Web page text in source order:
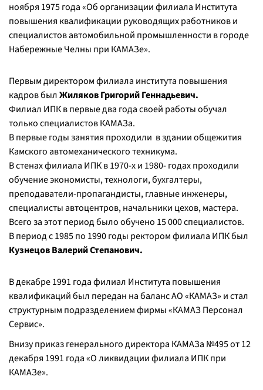
ноября 1975 года «Об организации филиала Института
повышения квалификации руководящих работников и
специалистов автомобильной промышленности в городе
Набережные Челны при КАМАЗе».
Первым директором филиала института повышения
кадров былЖиляков Григорий Геннадьевич.
Филиал ИПК в первые два года своей работы обучал
только специалистов КАМАЗа.
В первые годы занятия проходили в здании общежития
Камского автомеханического техникума.
В стенах филиала ИПК в 1970-х и 1980- годах проходили
обучение экономисты, технологи, бухгалтеры,
преподаватели-пропагандисты, главные инженеры,
специалисты автоцентров, начальники цехов, мастера.
Всего за этот период было обучено 15 000 специалистов.
В период с 1985 по 1990 годы ректором филиала ИПК был
Кузнецов Валерий Степанович.
В декабре 1991 года филиал Института повышения
квалификаций был передан на баланс АО «КАМАЗ» и стал
структурным подразделением фирмы «КАМАЗ Персонал
Сервис».
Внизу приказ генерального директора КАМАЗа №495 от 12
декабря 1991 года «О ликвидации филиала ИПК при
КАМАЗе».